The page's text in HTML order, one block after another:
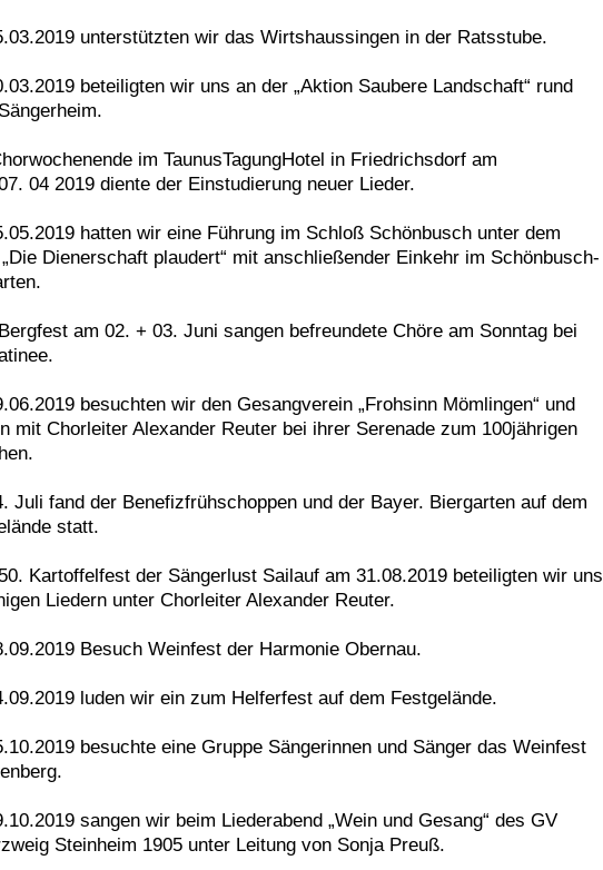
unterstützten wir das Wirtshaussingen in der Ratsstube.
beteiligten wir uns an der „Aktion Saubere Landschaft“ rund
im TaunusTagungHotel in Friedrichsdorf am
04 2019 diente der Einstudierung neuer Lieder.
hatten wir eine Führung im Schloß Schönbusch unter dem
Dienerschaft plaudert“ mit anschließender Einkehr im Schönbusch-
am 02. + 03. Juni sangen befreundete Chöre am Sonntag bei
besuchten wir den Gesangverein „Frohsinn Mömlingen“ und
mit Chorleiter Alexander Reuter bei ihrer Serenade zum 100jährigen
Juli fand der Benefizfrühschoppen und der Bayer. Biergarten auf dem
statt.
Kartoffelfest der Sängerlust Sailauf am 31.08.2019 beteiligten wir uns
Liedern unter Chorleiter Alexander Reuter.
Besuch Weinfest der Harmonie Obernau.
luden wir ein zum Helferfest auf dem Festgelände.
besuchte eine Gruppe Sängerinnen und Sänger das Weinfest
sangen wir beim Liederabend „Wein und Gesang“ des GV
Steinheim 1905 unter Leitung von Sonja Preuß.